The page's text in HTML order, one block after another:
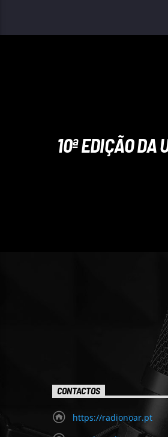
10ª EDIÇÃO DA
CONTACTOS
https://radionoar.pt